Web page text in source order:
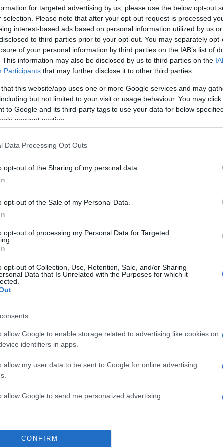
for targeted advertising by us, please use the below opt-out
selection. Please note that after your opt-out request is processed
interest-based ads based on personal information utilized by us
to third parties prior to your opt-out. You may separately
of your personal information by third parties on the IAB’s list of
This information may also be disclosed by us to third parties on the
Participants that may further disclose it to other third parties.
that this website/app uses one or more Google services and may
but not limited to your visit or usage behaviour. You may
to Google and its third-party tags to use your data for below
consent section.
Data Processing Opt Outs
opt-out of the Sharing of my personal data.
opt-out of the Sale of my Personal Data.
opt-out of processing my Personal Data for Targeted
opt-out of Collection, Use, Retention, Sale, and/or Sharing
Data that Is Unrelated with the Purposes for which it
allow Google to enable storage related to advertising like cookies on
identifiers in apps.
allow my user data to be sent to Google for online advertising
allow Google to send me personalized advertising.
CONFIRM
αν αυτό σημαίνει να σκοτώσει και τον τελευταίο
of Reel, η ταινία σημείωσε παγκόσμιες εισπράξεις
δολαρίων, έχοντας προϋπολογισμό
Επιπλέον, απέκτησε σημαντικό κοινό μέσω της
streaming, ιδιαίτερα στο Netflix, όπου
έγραψε το σενάριο και ανέλαβε τη σκηνοθεσία
Νοεμβρίου. Η παραγωγή έγινε στην Εσθονία
επιστρέφει και μαζί του να βρίσκονται οι Ρίτσαρντ
και Λανγκ (Stephen Lang).
Navarro) είχε σχολιάσει για το «Sisu» στο
με ένα σκληρό θρίλερ δράσης του παρελθόντος,
Ο Χελάντερ καταφέρνει να εξελίξει αυτή την
με απρόβλεπτους τρόπους. Όταν νομίζετε ότι
και κάτι ακόμα πιο αναπάντεχο».